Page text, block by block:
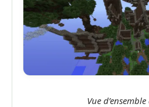
Vue d’ensemble